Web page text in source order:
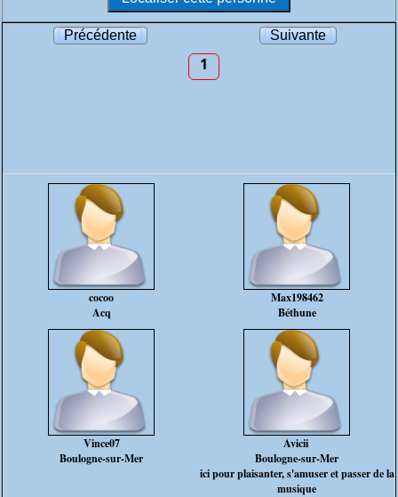
Précédente Suivante
1
cocoo
Acq
Max198462
Béthune
Vince07
Boulogne-sur-Mer
Avicii
Boulogne-sur-Mer
ici pour plaisanter, s'amuser et passer de la
musique